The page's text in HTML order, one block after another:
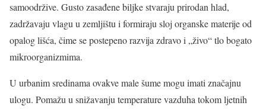
samoodržive. Gusto zasađene biljke stvaraju prirodan hlad,
zadržavaju vlagu u zemljištu i formiraju sloj organske materije od
opalog lišća, čime se postepeno razvija zdravo i „živo“ tlo bogato
mikroorganizmima.
U urbanim sredinama ovakve male šume mogu imati značajnu
ulogu. Pomažu u snižavanju temperature vazduha tokom ljetnih